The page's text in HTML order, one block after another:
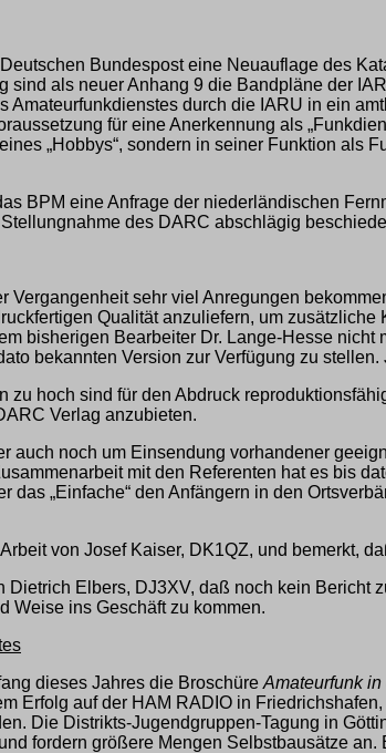
Bundespost eine Neuauflage des
sind als neuer Anhang 9 die Bandpläne der
Amateurfunkdienstes durch die IARU in ein
für eine Anerkennung als
„Hobbys“, sondern in seiner Funktion
BPM eine Anfrage der niederländischen
des DARC abschlägig
Vergangenheit sehr viel Anregungen
Qualität anzuliefern, um
bisherigen Bearbeiter Dr. Lange-Hesse
bekannten Version zur Verfügung zu
zu hoch sind für den Abdruck
Verlag anzubieten.
auch noch um Einsendung vorhandener
mit den Referenten hat es bis
das „Einfache“ den Anfängern in den
von Josef Kaiser, DK1QZ, und bemerkt,
Dietrich Elbers, DJ3XV, daß noch kein
Weise ins Geschäft zu kommen.
dieses Jahres die Broschüre Amateurfunk
Erfolg auf der HAM RADIO in
Die Distrikts-Jugendgruppen-Tagung in
fordern größere Mengen Selbstbausätze